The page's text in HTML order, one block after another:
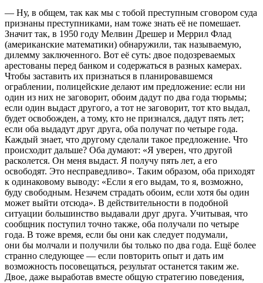
— Ну, в общем, так как мы с тобой преступным сговором суда
признаны преступниками, нам тоже знать её не помешает.
Значит так, в 1950 году Мелвин Дрешер и Меррил Флад
(американские математики) обнаружили, так называемую,
дилемму заключенного. Вот её суть: двое подозреваемых
арестованы перед банком и содержаться в разных камерах.
Чтобы заставить их признаться в планировавшемся
ограблении, полицейские делают им предложение: если ни
один из них не заговорит, обоим дадут по два года тюрьмы;
если один выдаст другого, а тот не заговорит, тот кто выдал,
будет освобожден, а тому, кто не признался, дадут пять лет;
если оба выдадут друг друга, оба получат по четыре года.
Каждый знает, что другому сделали такое предложение. Что
происходит дальше? Оба думают: «Я уверен, что другой
расколется. Он меня выдаст. Я получу пять лет, а его
освободят. Это несправедливо». Таким образом, оба приходят
к одинаковому выводу: «Если я его выдам, то я, возможно,
буду свободным. Незачем страдать обоим, если хотя бы один
может выйти отсюда». В действительности в подобной
ситуации большинство выдавали друг друга. Учитывая, что
сообщник поступил точно также, оба получали по четыре
года. В тоже время, если бы они как следует подумали,
они бы молчали и получили бы только по два года. Ещё более
странно следующее — если повторить опыт и дать им
возможность посовещаться, результат останется таким же.
Двое, даже выработав вместе общую стратегию поведения,